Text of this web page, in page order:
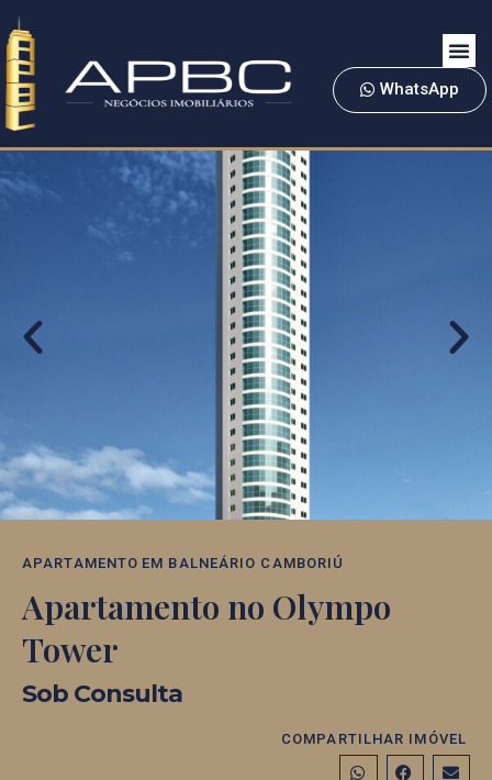
WhatsApp
APARTAMENTO EM BALNEÁRIO CAMBORIÚ
Apartamento no Olympo
Tower
Sob Consulta
COMPARTILHAR IMÓVEL